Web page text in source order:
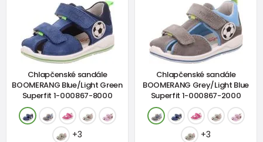
Chlapčenské sandále
BOOMERANG Blue/Light Green
Superfit 1-000867-8000
+3
Chlapčenské sandále
BOOMERANG Grey/Light Blue
Superfit 1-000867-2000
+3